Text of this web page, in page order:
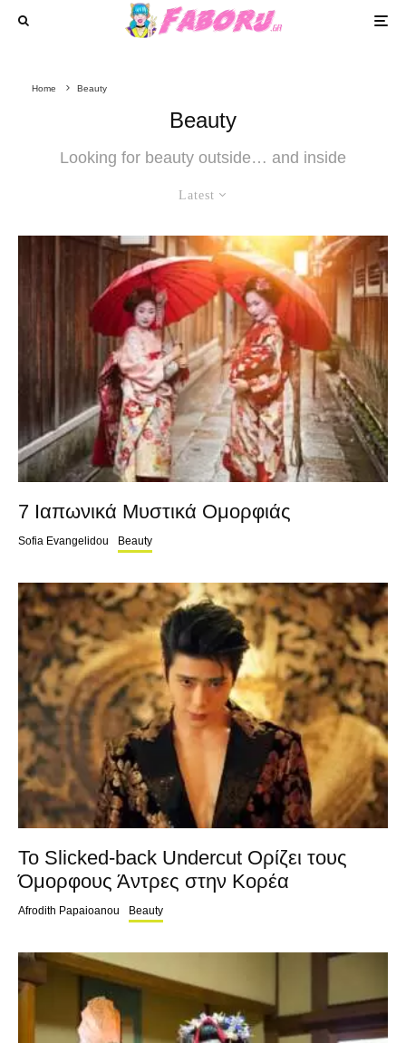
Home Beauty
Beauty
Looking for beauty outside… and inside
Latest
7 Ιαπωνικά Μυστικά Ομορφιάς
Sofia Evangelidou Beauty
Το Slicked-back Undercut Ορίζει τους
Όμορφους Άντρες στην Κορέα
Afrodith Papaioanou Beauty